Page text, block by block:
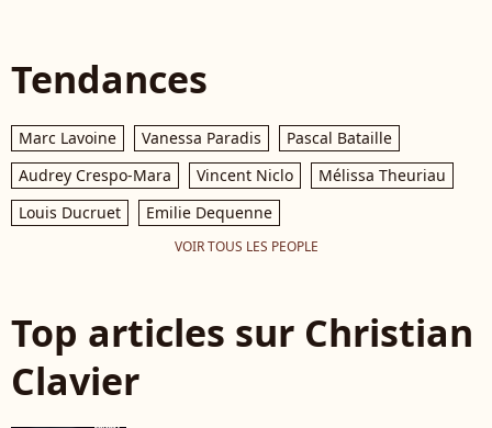
Tendances
Marc Lavoine Vanessa Paradis
Pascal Bataille
Audrey Crespo-Mara
Vincent Niclo
Mélissa Theuriau
Louis Ducruet
Emilie Dequenne
VOIR TOUS LES PEOPLE
Top articles sur Christian
Clavier